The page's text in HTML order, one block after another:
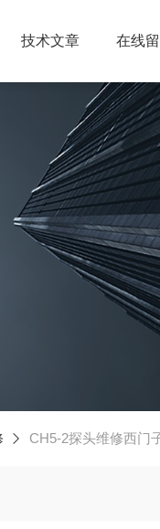
技术文章 在线
CH5-2探头维修西门